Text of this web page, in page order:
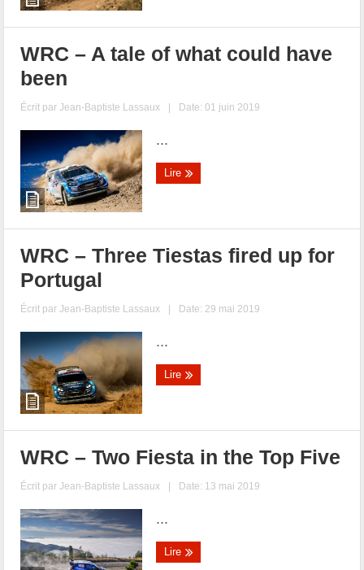
WRC – A tale of what could have
been
Écrit parJean-Baptiste Lassaux | Date: 01 juin 2019
...
Lire
WRC – Three Tiestas fired up for
Portugal
Écrit parJean-Baptiste Lassaux | Date: 29 mai 2019
...
Lire
WRC – Two Fiesta in the Top Five
Écrit parJean-Baptiste Lassaux | Date: 13 mai 2019
...
Lire